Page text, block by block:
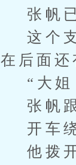
张帆已
这个支
在后面还
“大姐
张帆跟
开车绕
他拨开